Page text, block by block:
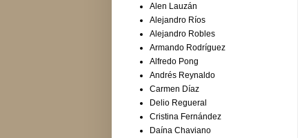
Alen Lauzán
Alejandro Ríos
Alejandro Robles
Armando Rodríguez
Alfredo Pong
Andrés Reynaldo
Carmen Díaz
Delio Regueral
Cristina Fernández
Daína Chaviano